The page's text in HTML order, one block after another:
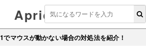
Aprico
マウスが動かない場合の対処法を紹介！